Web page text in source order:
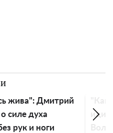
жива": Дмитрий
силе духа
рук и ноги